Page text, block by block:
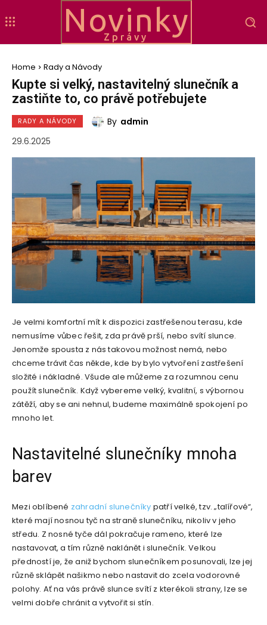
Novinky
Zprávy
Home Rady a Návody
Kupte si velký, nastavitelný slunečník a
zastiňte to, co právě potřebujete
RADY A NÁVODY By admin
29.6.2025
Je velmi komfortní mít k dispozici zastřešenou terasu, kde
nemusíme vůbec řešit, zda právě prší, nebo svítí slunce.
Jenomže spousta z nás takovou možnost nemá, nebo
chceme trávit čas někde, kde by bylo vytvoření zastřešení
složité i nákladné. Všude ale můžeme za rozumnou cenu
použít slunečník. Když vybereme velký, kvalitní, s výbornou
zátěží, aby se ani nehnul, budeme maximálně spokojení po
mnoho let.
Nastavitelné slunečníky mnoha
barev
Mezi oblíbené zahradní slunečníky patří velké, tzv. „talířové“,
které mají nosnou tyč na straně slunečníku, nikoliv v jeho
středu. Z nosné tyče dál pokračuje rameno, které lze
nastavovat, a tím různě naklánět i slunečník. Velkou
předností je, že aniž bychom slunečníkem posunovali, lze jej
různě sklápět našikmo nebo nastavit do zcela vodorovné
polohy. Ať na vás právě slunce svítí z kterékoli strany, lze se
velmi dobře chránit a vytvořit si stín.